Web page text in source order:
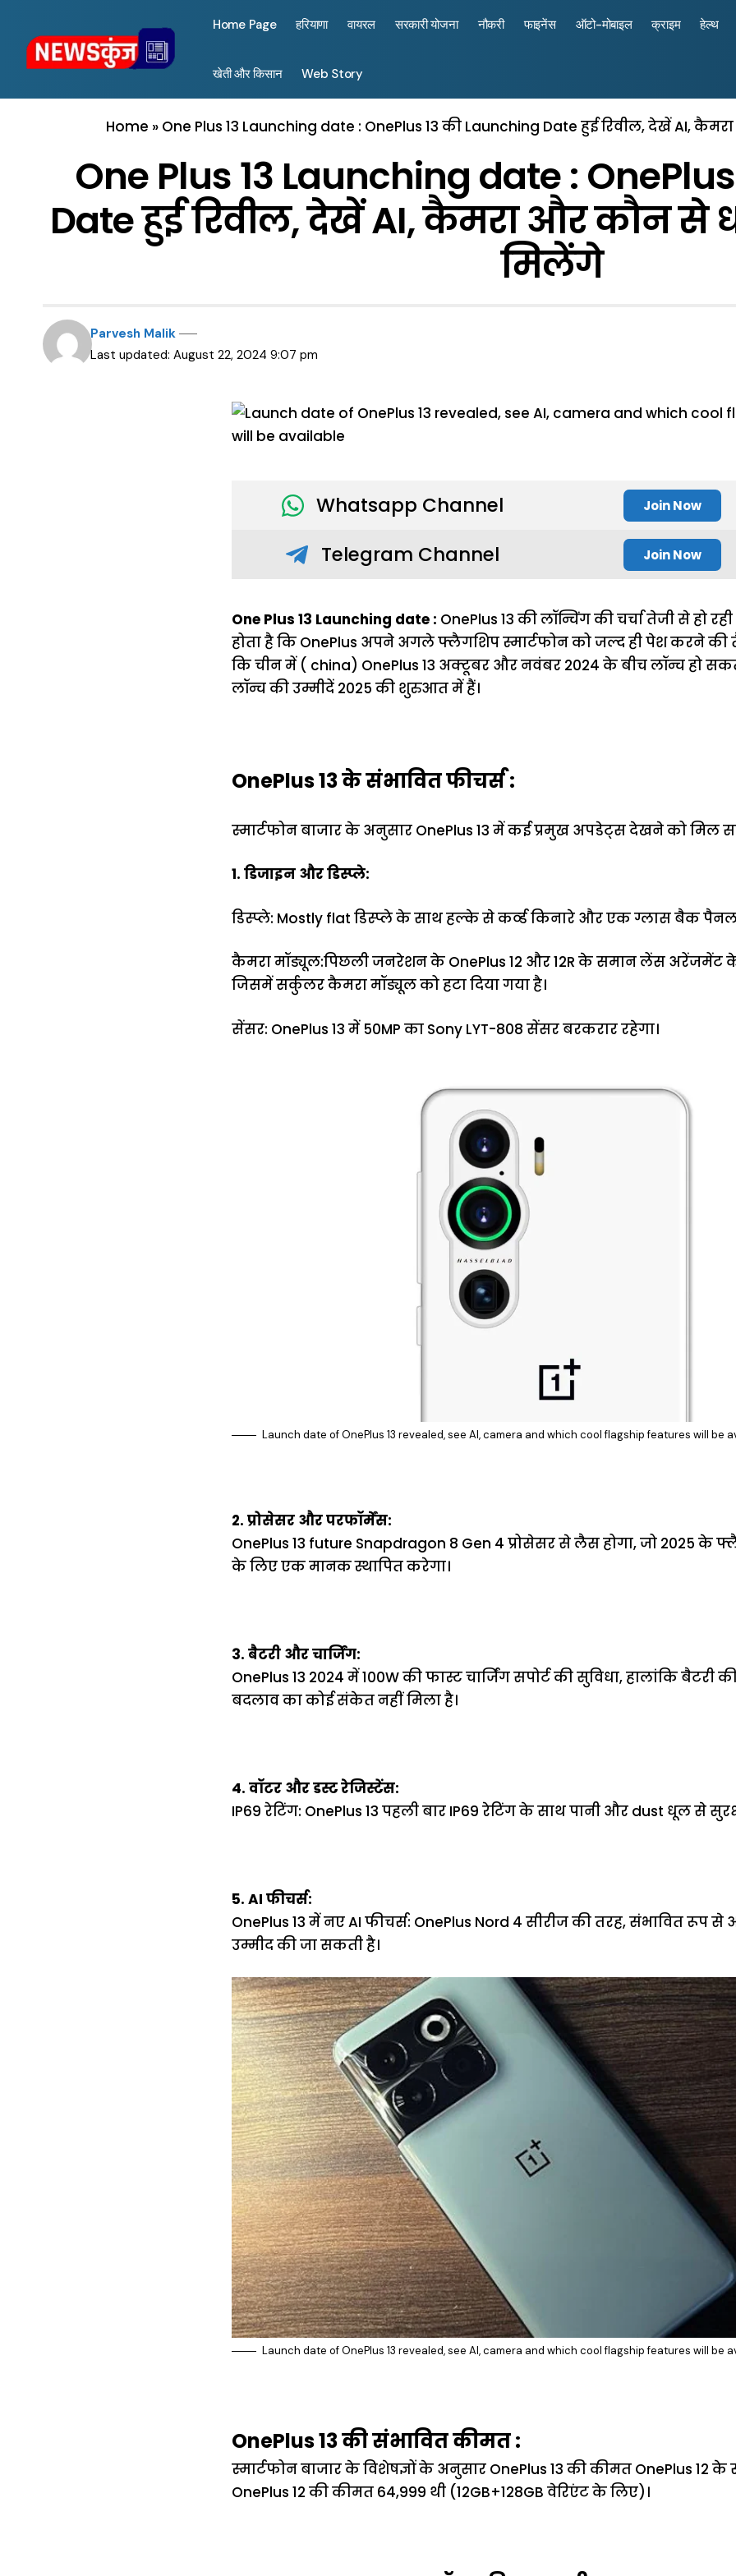
Home Page हरियाणा वायरल सरकारी योजना नौकरी फाइनेंस ऑटो-मोबाइल क्राइम हेल्थ
खेती और किसान Web Story
Home » One Plus 13 Launching date : OnePlus 13 की Launching Date हुई रिवील, देखें AI,
One Plus 13 Launching date :
Date हुई रिवील, देखें AI, कैमरा और कौन से
मिलेंगे
Last updated: August 22, 2024 9:07 pm
Parvesh Malik
Whatsapp Channel Join Now
Telegram Channel Join Now
One Plus 13 Launching date : OnePlus 13 की लॉन्चिंग की चर्चा तेजी से हो
होता है कि OnePlus अपने अगले फ्लैगशिप स्मार्टफोन को जल्द ही पेश करने की
कि चीन में ( china) OnePlus 13 अक्टूबर और नवंबर 2024 के बीच लॉन्च हो
लॉन्च की उम्मीदें 2025 की शुरुआत में हैं।
OnePlus 13 के संभावित फीचर्स :
स्मार्टफोन बाजार के अनुसार OnePlus 13 में कई प्रमुख अपडेट्स देखने को मिल
1. डिजाइन और डिस्प्ले:
डिस्प्ले: Mostly flat डिस्प्ले के साथ हल्के से कर्व्ड किनारे और एक ग्लास बैक
कैमरा मॉड्यूल:पिछली जनरेशन के OnePlus 12 और 12R के समान लेंस अरेंजमेंट
जिसमें सर्कुलर कैमरा मॉड्यूल को हटा दिया गया है।
सेंसर: OnePlus 13 में 50MP का Sony LYT-808 सेंसर बरकरार रहेगा।
Launch date of OnePlus 13 revealed, see AI, camera and which cool flagship features will be
2. प्रोसेसर और परफॉर्मेंस:
OnePlus 13 future Snapdragon 8 Gen 4 प्रोसेसर से लैस होगा, जो 2025 के
के लिए एक मानक स्थापित करेगा।
3. बैटरी और चार्जिंग:
OnePlus 13 2024 में 100W की फास्ट चार्जिंग सपोर्ट की सुविधा, हालांकि बैटरी
बदलाव का कोई संकेत नहीं मिला है।
4. वॉटर और डस्ट रेजिस्टेंस:
IP69 रेटिंग: OnePlus 13 पहली बार IP69 रेटिंग के साथ पानी और dust धूल से
5. AI फीचर्स:
OnePlus 13 में नए AI फीचर्स: OnePlus Nord 4 सीरीज की तरह, संभावित रूप से
उम्मीद की जा सकती है।
Launch date of OnePlus 13 revealed, see AI, camera and which cool flagship features will be
OnePlus 13 की संभावित कीमत :
स्मार्टफोन बाजार के विशेषज्ञों के अनुसार OnePlus 13 की कीमत OnePlus 12 के
OnePlus 12 की कीमत ₹64,999 थी (12GB+128GB वेरिएंट के लिए)।